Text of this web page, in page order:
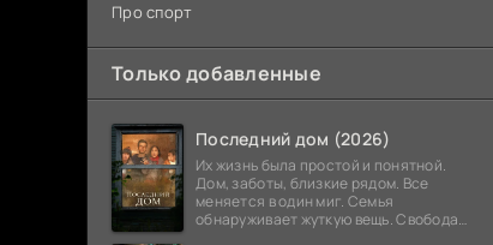
Про спорт
Только добавленные
Последний дом (2026)
Их жизнь была простой и понятной.
Дом, заботы, близкие рядом. Все
меняется в один миг. Семья
обнаруживает жуткую вещь. Свобода